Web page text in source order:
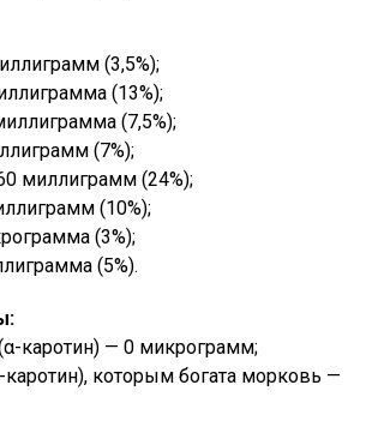
(3,5%);
(13%);
(7,5%);
(7%);
миллиграмм (24%);
(10%);
(3%);
(5%).
каротин) — 0 микрограмм;
каротин), которым богата морковь —